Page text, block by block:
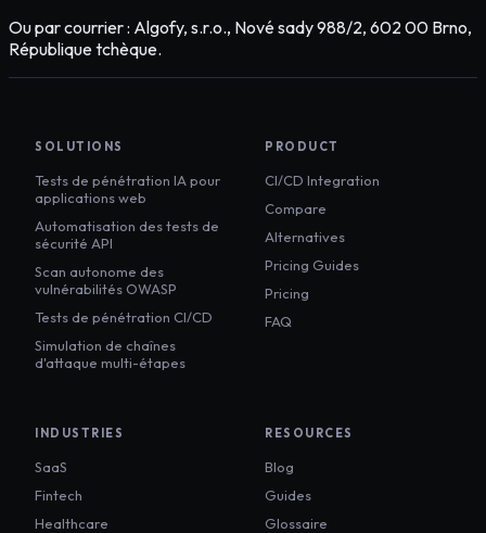
Ou par courrier : Algofy, s.r.o., Nové sady 988/2, 602 00 Brno,
République tchèque.
SOLUTIONS
Tests de pénétration IA pour
applications web
Automatisation des tests de
sécurité API
Scan autonome des
vulnérabilités OWASP
Tests de pénétration CI/CD
Simulation de chaînes
d'attaque multi-étapes
PRODUCT
CI/CD Integration
Compare
Alternatives
Pricing Guides
Pricing
FAQ
INDUSTRIES
SaaS
Fintech
Healthcare
RESOURCES
Blog
Guides
Glossaire